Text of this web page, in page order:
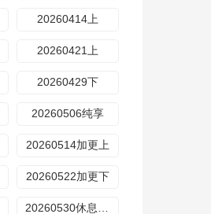
20260414上
20260421上
20260429下
20260506纯享
20260514加更上
20260522加更下